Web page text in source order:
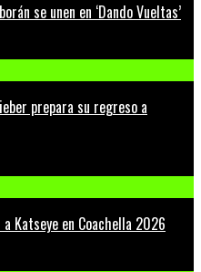
se unen en ‘Dando Vueltas’
prepara su regreso a
Katseye en Coachella 2026